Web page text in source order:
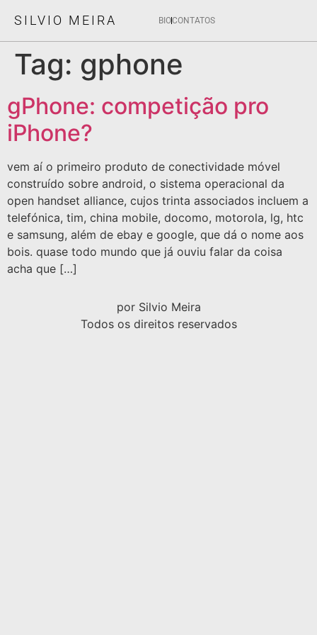
SILVIO MEIRA BIOCONTATOS
Tag: gphone
gPhone: competição pro
iPhone?
vem aí o primeiro produto de conectividade móvel
construído sobre android, o sistema operacional da
open handset alliance, cujos trinta associados incluem a
telefónica, tim, china mobile, docomo, motorola, lg, htc
e samsung, além de ebay e google, que dá o nome aos
bois. quase todo mundo que já ouviu falar da coisa
acha que […]
por Silvio Meira
Todos os direitos reservados